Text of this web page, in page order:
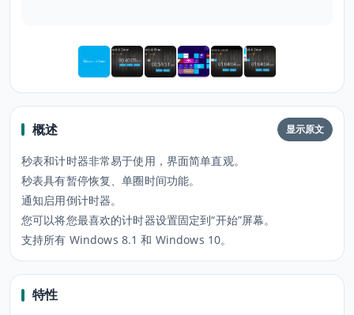
概述 显示原文
秒表和计时器非常易于使用，界面简单直观。
秒表具有暂停恢复、单圈时间功能。
通知启用倒计时器。
您可以将您最喜欢的计时器设置固定到“开始”屏幕。
支持所有 Windows 8.1 和 Windows 10。
特性